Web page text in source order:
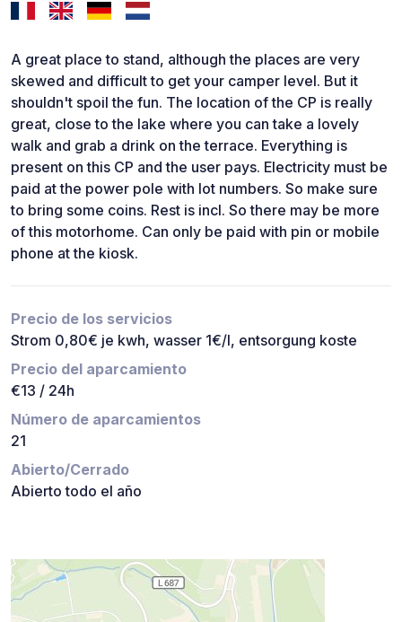
A great place to stand, although the places are very
skewed and difficult to get your camper level. But it
shouldn't spoil the fun. The location of the CP is really
great, close to the lake where you can take a lovely
walk and grab a drink on the terrace. Everything is
present on this CP and the user pays. Electricity must be
paid at the power pole with lot numbers. So make sure
to bring some coins. Rest is incl. So there may be more
of this motorhome. Can only be paid with pin or mobile
phone at the kiosk.
Precio de los servicios
Strom 0,80€ je kwh, wasser 1€/l, entsorgung koste
Precio del aparcamiento
€13 / 24h
Número de aparcamientos
21
Abierto/Cerrado
Abierto todo el año